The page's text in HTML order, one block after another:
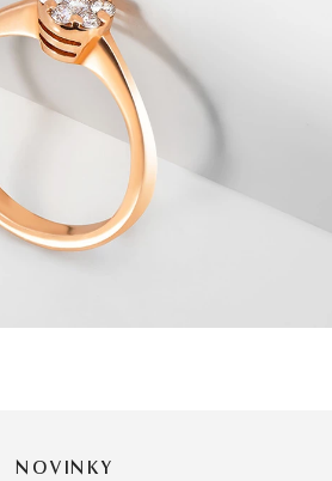
NOVINKY